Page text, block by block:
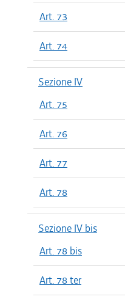
Art. 73
Art. 74
Sezione IV
Art. 75
Art. 76
Art. 77
Art. 78
Sezione IV bis
Art. 78 bis
Art. 78 ter